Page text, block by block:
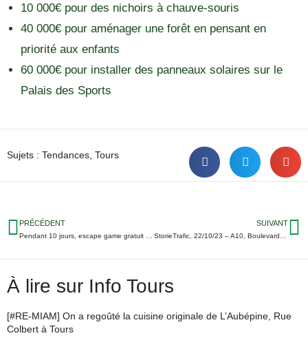
10 000€ pour des nichoirs à chauve-souris
40 000€ pour aménager une forêt en pensant en
priorité aux enfants
60 000€ pour installer des panneaux solaires sur le
Palais des Sports
Sujets : Tendances Tours
PRÉCÉDENT SUIVANT
À lire sur Info Tours
[#RE-MIAM] On a regoûté la cuisine originale de L’Aubépine, Rue
Colbert à Tours